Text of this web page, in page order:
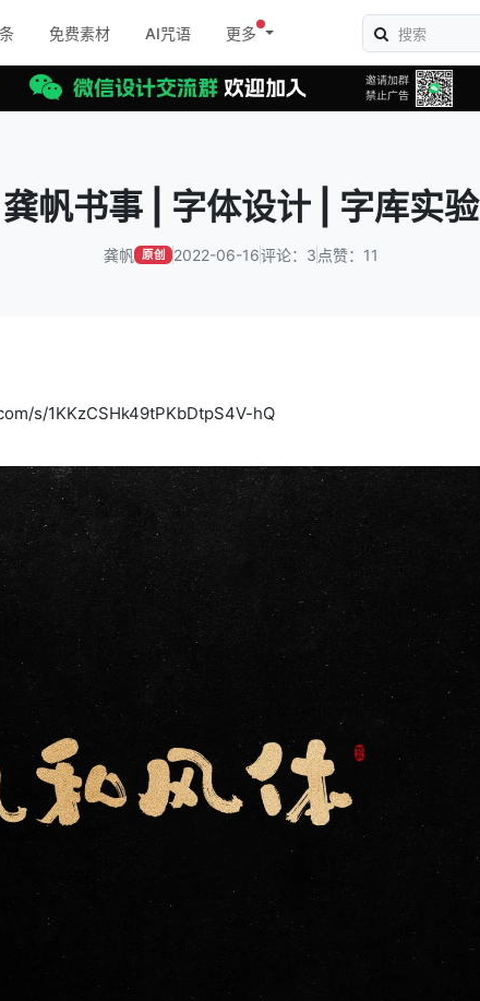
免费素材 AI咒语
更多
龚帆书事 | 字体设计 | 字库实验
龚帆 原创 2022-06-16评论：3 点赞：11
s/1KKzCSHk49tPKbDtpS4V-hQ